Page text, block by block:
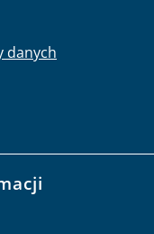
danych